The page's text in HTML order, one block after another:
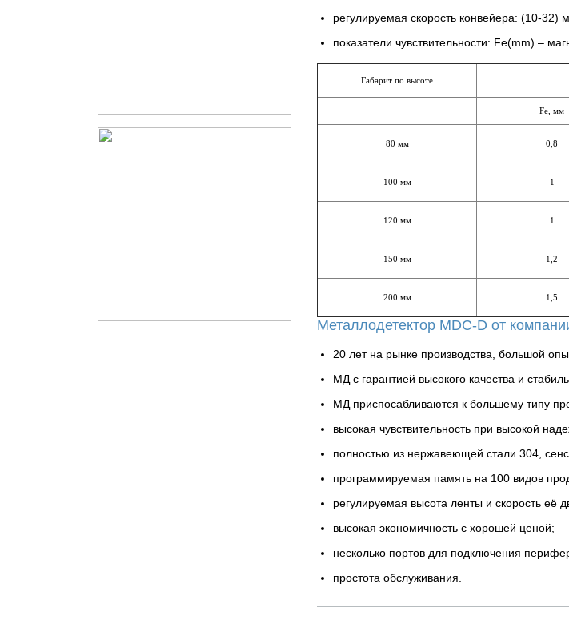
регулируемая скорость конвейера: (10-32)
показатели чувствительности: Fe(mm) –
Габарит по высоте
Fe, мм
80 мм 0,8
100 мм 1
120 мм 1
150 мм 1,2
200 мм 1,5
Металлодетектор MDC-D от
20 лет на рынке производства, большой
МД с гарантией высокого качества и
МД приспосабливаются к большему типу
высокая чувствительность при высокой
полностью из нержавеющей стали 304,
программируемая память на 100 видов
регулируемая высота ленты и скорость её
высокая экономичность с хорошей ценой;
несколько портов для подключения
простота обслуживания.